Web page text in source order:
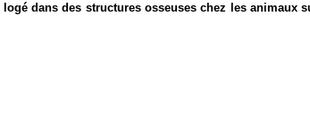
dans des structures osseuses chez les animaux